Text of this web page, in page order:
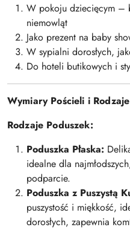
W pokoju dziecięcym –
niemowląt
Jako prezent na baby
W sypialni dorosłych,
Do hoteli butikowych i
Wymiary Pościeli i
Rodzaje Poduszek:
Poduszka Płaska:
idealne dla
podparcie.
Poduszka z Puszystą
puszystość i miękkość,
dorosłych, zapewnia